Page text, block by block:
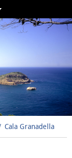
Cala Granadella